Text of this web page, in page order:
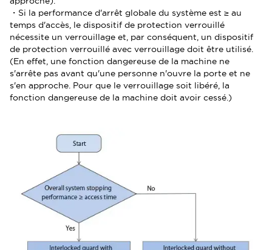
・Si la performance d'arrêt globale du système est ≥ au
temps d'accès, le dispositif de protection verrouillé
nécessite un verrouillage et, par conséquent, un dispositif
de protection verrouillé avec verrouillage doit être utilisé.
(En effet, une fonction dangereuse de la machine ne
s'arrête pas avant qu'une personne n'ouvre la porte et ne
s'en approche. Pour que le verrouillage soit libéré, la
fonction dangereuse de la machine doit avoir cessé.)